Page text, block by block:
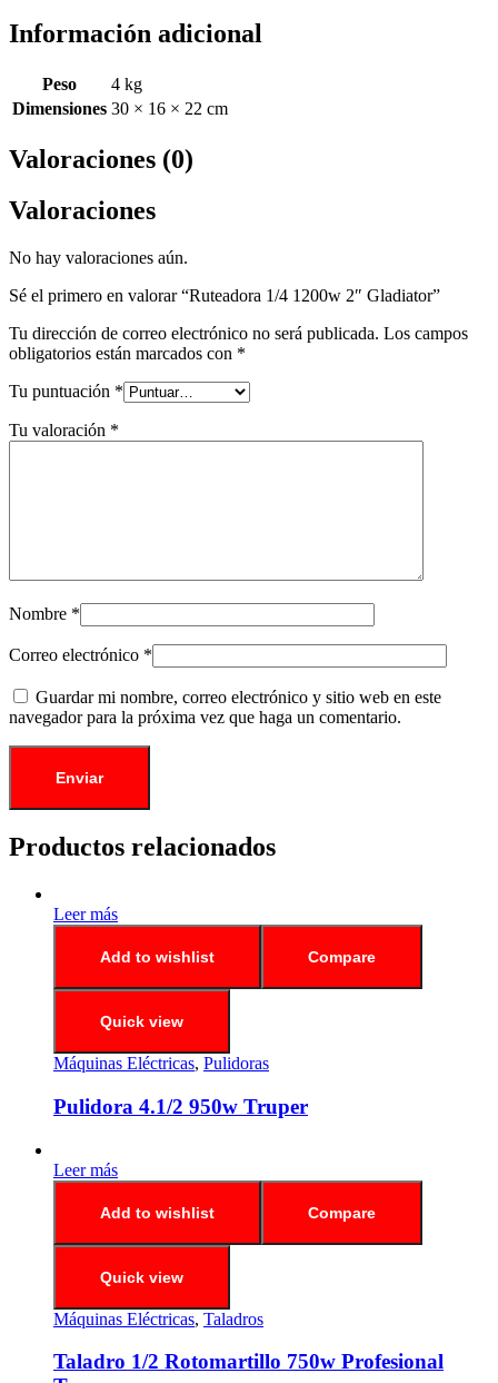
Información adicional
Peso
4 kg
Dimensiones 30 × 16 × 22 cm
Valoraciones (0)
Valoraciones
No hay valoraciones aún.
Sé el primero en valorar “Ruteadora 1/4 1200w 2″ Gladiator”
Tu dirección de correo electrónico no será publicada. Los campos
obligatorios están marcados con *
Tu puntuación *
Tu valoración *
Nombre *
Correo electrónico *
Guardar mi nombre, correo electrónico y sitio web en este
navegador para la próxima vez que haga un comentario.
Productos relacionados
Leer más
Add to wishlist Compare
Quick view
Máquinas Eléctricas, Pulidoras
Pulidora 4.1/2 950w Truper
Leer más
Add to wishlist Compare
Quick view
Máquinas Eléctricas, Taladros
Taladro 1/2 Rotomartillo 750w Profesional